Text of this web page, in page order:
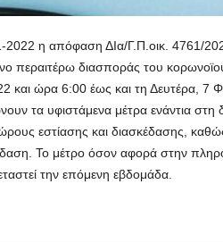
η απόφαση ΔΙα/Γ.Π.οικ. 4761/
περαιτέρω διασποράς του
και ώρα 6:00 έως και τη Δευτέρα, 7
τα υφιστάμενα μέτρα ενάντια στη
εστίασης και διασκέδασης,
Το μέτρο όσον αφορά στην
την επόμενη εβδομάδα.